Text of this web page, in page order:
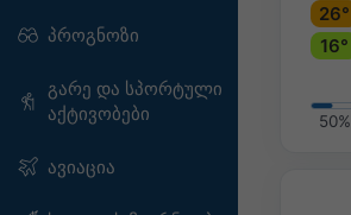
პროგნოზი
გარე და სპორტული
აქტივობები
ავიაცია
26°
16°
50%